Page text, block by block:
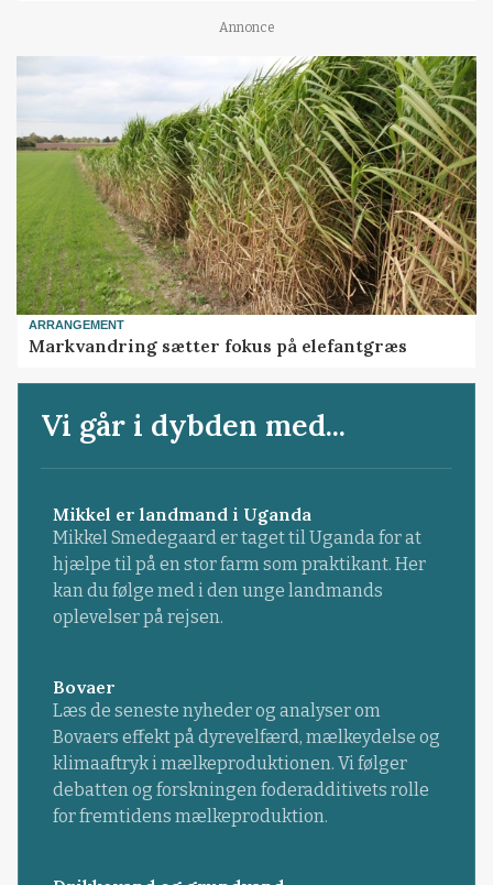
Annonce
ARRANGEMENT
Markvandring sætter fokus på elefantgræs
Vi går i dybden med...
Mikkel er landmand i Uganda
Mikkel Smedegaard er taget til Uganda for at
hjælpe til på en stor farm som praktikant. Her
kan du følge med i den unge landmands
oplevelser på rejsen.
Bovaer
Læs de seneste nyheder og analyser om
Bovaers effekt på dyrevelfærd, mælkeydelse og
klimaaftryk i mælkeproduktionen. Vi følger
debatten og forskningen foderadditivets rolle
for fremtidens mælkeproduktion.